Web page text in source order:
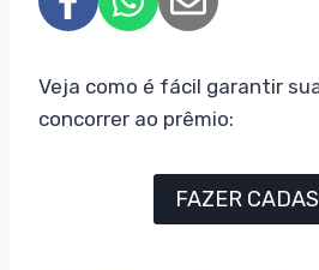
Veja como é fácil garantir
concorrer ao prêmio:
FAZER